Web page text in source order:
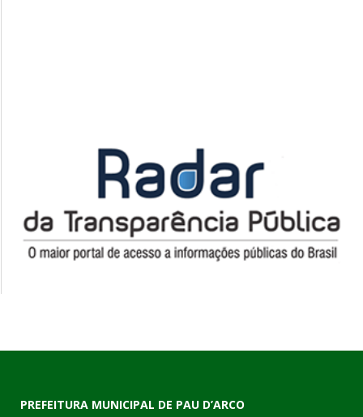
PREFEITURA MUNICIPAL DE PAU D’ARCO